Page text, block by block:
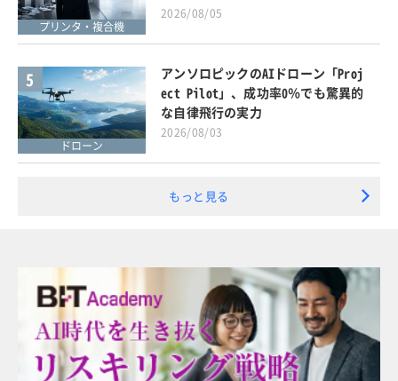
プリンタ・複合機
2026/08/05
5
ドローン
アンソロピックのAIドローン「Proj
ect Pilot」、成功率0％でも驚異的
な自律飛行の実力
2026/08/03
もっと見る